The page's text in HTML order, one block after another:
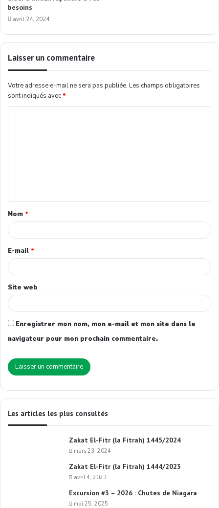
besoins
avril 24, 2024
Laisser un commentaire
Votre adresse e-mail ne sera pas publiée. Les champs obligatoires
sont indiqués avec *
Nom *
E-mail *
Site web
Enregistrer mon nom, mon e-mail et mon site dans le
navigateur pour mon prochain commentaire.
Les articles les plus consultés
Zakat El-Fitr (la Fitrah) 1445/2024
mars 23, 2024
Zakat El-Fitr (la Fitrah) 1444/2023
avril 4, 2023
Excursion #3 – 2026 : Chutes de Niagara
mai 25, 2025